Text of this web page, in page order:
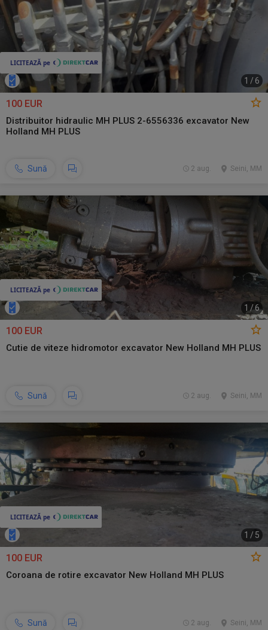
1 / 6
100 EUR
Distribuitor hidraulic MH PLUS 2-6556336 excavator New
Holland MH PLUS
Sună Seini, MM
2 aug.
1 /6
100 EUR
Cutie de viteze hidromotor excavator New Holland MH PLUS
Sună Seini, MM
2 aug.
1 / 5
100 EUR
Coroana de rotire excavator New Holland MH PLUS
Sună Seini, MM
2 aug.